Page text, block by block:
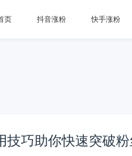
页 抖音涨粉 快手涨粉
巧助你快速突破粉